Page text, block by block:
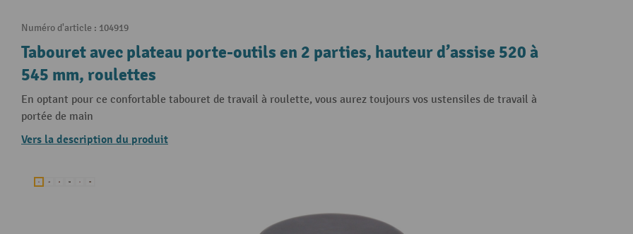
Numéro d'article : 104919
Tabouret avec plateau porte-outils en 2 parties, hauteur d’assise 520 à
545 mm, roulettes
En optant pour ce confortable tabouret de travail à roulette, vous aurez toujours vos ustensiles de travail à
portée de main
Vers la description du produit